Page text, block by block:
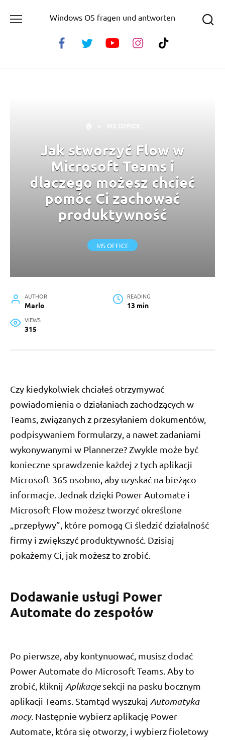
Windows OS fragen und antworten
Jak stworzyć Flow w
Microsoft Teams i
dlaczego możesz chcieć
pomóc Ci zachować
produktywność
MS OFFICE
AUTHOR
Marlo
READING
13 min
VIEWS
315
Czy kiedykolwiek chciałeś otrzymywać
powiadomienia o działaniach zachodzących w
Teams, związanych z przesyłaniem dokumentów,
podpisywaniem formularzy, a nawet zadaniami
wykonywanymi w Plannerze? Zwykle może być
konieczne sprawdzenie każdej z tych aplikacji
Microsoft 365 osobno, aby uzyskać na bieżąco
informacje. Jednak dzięki Power Automate i
Microsoft Flow możesz tworzyć określone
„przepływy”, które pomogą Ci śledzić działalność
firmy i zwiększyć produktywność. Dzisiaj
pokażemy Ci, jak możesz to zrobić.
Dodawanie usługi Power
Automate do zespołów
Po pierwsze, aby kontynuować, musisz dodać
Power Automate do Microsoft Teams. Aby to
zrobić, kliknij Aplikacjesekcji na pasku bocznym
aplikacji Teams. Stamtąd wyszukaj Automatyka
mocy. Następnie wybierz aplikację Power
Automate, która się otworzy, i wybierz fioletowy